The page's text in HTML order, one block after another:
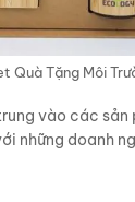
Quà Tặng Môi
vào các sản
những doanh